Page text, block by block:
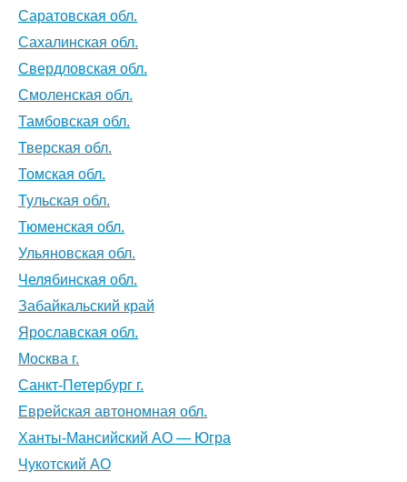
Саратовская обл.
Сахалинская обл.
Свердловская обл.
Смоленская обл.
Тамбовская обл.
Тверская обл.
Томская обл.
Тульская обл.
Тюменская обл.
Ульяновская обл.
Челябинская обл.
Забайкальский край
Ярославская обл.
Москва г.
Санкт-Петербург г.
Еврейская автономная обл.
Ханты-Мансийский AO — Югра
Чукотский АО